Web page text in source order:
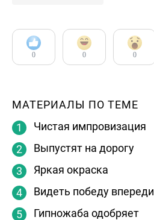
0 0 0
МАТЕРИАЛЫ ПО ТЕМЕ
Чистая импровизация
Выпустят на дорогу
Яркая окраска
Видеть победу впереди
Гипножаба одобряет